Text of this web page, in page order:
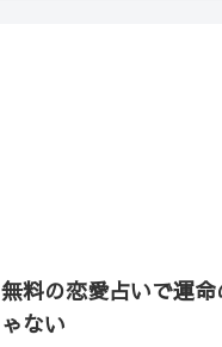
無料の恋愛占いで運
ゃない